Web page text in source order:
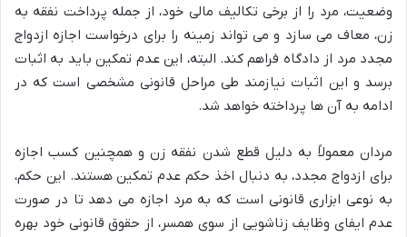
وضعیت، مرد را از برخی تکالیف مالی خود، از جمله پرداخت نفقه به
زن، معاف می سازد و می تواند زمینه را برای درخواست اجازه ازدواج
مجدد مرد از دادگاه فراهم کند. البته، این عدم تمکین باید به اثبات
برسد و این اثبات نیازمند طی مراحل قانونی مشخصی است که در
ادامه به آن ها پرداخته خواهد شد.
مردان معمولاً به دلیل قطع شدن نفقه زن و همچنین کسب اجازه
برای ازدواج مجدد، به دنبال اخذ حکم عدم تمکین هستند. این حکم،
به نوعی ابزاری قانونی است که به مرد اجازه می دهد تا در صورت
عدم ایفای وظایف زناشویی از سوی همسر، از حقوق قانونی خود بهره